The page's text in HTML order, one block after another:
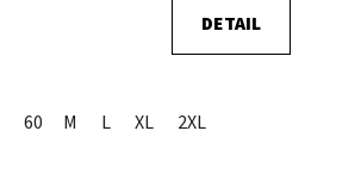
60 62 64
DETAIL
M L XL 2XL